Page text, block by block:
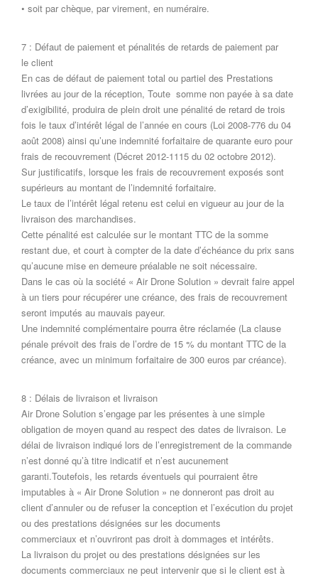
• soit par chèque, par virement, en numéraire.
7 : Défaut de paiement et pénalités de retards de paiement par
le client
En cas de défaut de paiement total ou partiel des Prestations
livrées au jour de la réception, Toute somme non payée à sa date
d’exigibilité, produira de plein droit une pénalité de retard de trois
fois le taux d’intérêt légal de l’année en cours (Loi 2008-776 du 04
août 2008) ainsi qu’une indemnité forfaitaire de quarante euro pour
frais de recouvrement (Décret 2012-1115 du 02 octobre 2012).
Sur justificatifs, lorsque les frais de recouvrement exposés sont
supérieurs au montant de l’indemnité forfaitaire.
Le taux de l’intérêt légal retenu est celui en vigueur au jour de la
livraison des marchandises.
Cette pénalité est calculée sur le montant TTC de la somme
restant due, et court à compter de la date d’échéance du prix sans
qu’aucune mise en demeure préalable ne soit nécessaire.
Dans le cas où la société « Air Drone Solution » devrait faire appel
à un tiers pour récupérer une créance, des frais de recouvrement
seront imputés au mauvais payeur.
Une indemnité complémentaire pourra être réclamée (La clause
pénale prévoit des frais de l’ordre de 15 % du montant TTC de la
créance, avec un minimum forfaitaire de 300 euros par créance).
8 : Délais de livraison et livraison
Air Drone Solution s’engage par les présentes à une simple
obligation de moyen quand au respect des dates de livraison. Le
délai de livraison indiqué lors de l’enregistrement de la commande
n’est donné qu’à titre indicatif et n’est aucunement
garanti.Toutefois, les retards éventuels qui pourraient être
imputables à « Air Drone Solution » ne donneront pas droit au
client d’annuler ou de refuser la conception et l’exécution du projet
ou des prestations désignées sur les documents
commerciaux et n’ouvriront pas droit à dommages et intérêts.
La livraison du projet ou des prestations désignées sur les
documents commerciaux ne peut intervenir que si le client est à